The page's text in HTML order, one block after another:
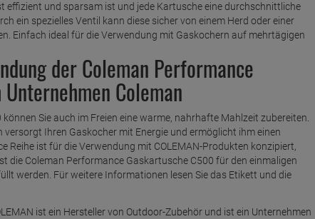
effizient und sparsam ist und jede Kartusche eine durchschnittliche
ein spezielles Ventil kann diese sicher von einem Herd oder einer
Einfach ideal für die Verwendung mit Gaskochern auf mehrtägigen
der Coleman Performance
Coleman
Sie auch im Freien eine warme, nahrhafte Mahlzeit zubereiten.
Ihren Gaskocher mit Energie und ermöglicht ihm einen
Reihe ist für die Verwendung mit COLEMAN-Produkten konzipiert,
die Coleman Performance Gaskartusche C500 für den einmaligen
werden. Für weitere Informationen lesen Sie das Etikett und die
ist ein Hersteller von Outdoor-Zubehör und ist ein Unternehmen